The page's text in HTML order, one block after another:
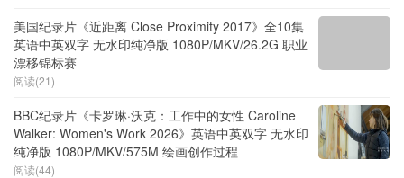
美国纪录片《近距离 Close Proximity 2017》全10集
英语中英双字 无水印纯净版 1080P/MKV/26.2G 职业
漂移锦标赛
阅读(21)
BBC纪录片《卡罗琳·沃克：工作中的女性 Caroline
Walker: Women's Work 2026》英语中英双字 无水印
纯净版 1080P/MKV/575M 绘画创作过程
阅读(44)